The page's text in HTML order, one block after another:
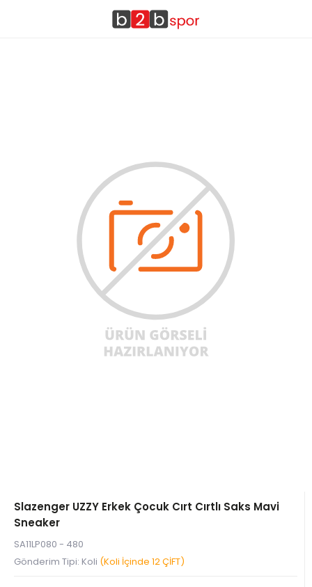
Slazenger UZZY Erkek Çocuk Cırt Cırtlı Saks Mavi
Sneaker
SA11LP080 - 480
Gönderim Tipi: Koli (Koli İçinde 12 ÇİFT)